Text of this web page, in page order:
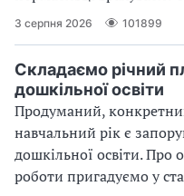
3 серпня 2026 101899
Складаємо річний
дошкільної освіти
Продуманий,
навчальний рік є
дошкільної освіти. Про
роботи пригадуємо у